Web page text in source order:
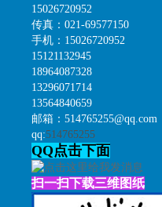
15026720952
传真：021-69577150
手机：15026720952
15121132945
18964087328
13296071714
13564840659
邮箱：514765255@qq.com
qq:514765255
QQ点击下面
扫一扫下载三维图纸